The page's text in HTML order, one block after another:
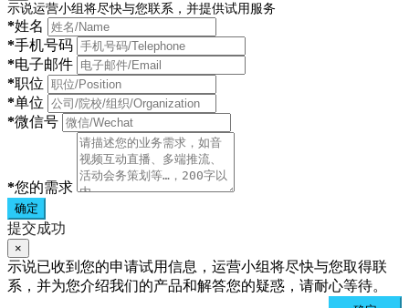
示说运营小组将尽快与您联系，并提供试用服务
*姓名
*手机号码
*电子邮件
*职位
*单位
*微信号
*您的需求
确定
提交成功
×
示说已收到您的申请试用信息，运营小组将尽快与您取得联
系，并为您介绍我们的产品和解答您的疑惑，请耐心等待。